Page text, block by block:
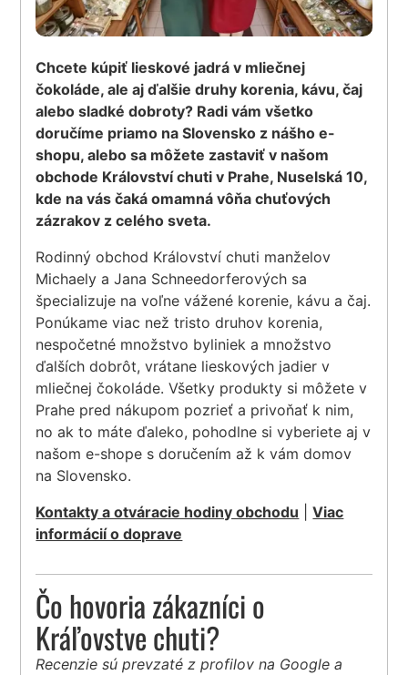
Chcete kúpiť lieskové jadrá v mliečnej
čokoláde, ale aj ďalšie druhy korenia, kávu, čaj
alebo sladké dobroty? Radi vám všetko
doručíme priamo na Slovensko z nášho e-
shopu, alebo sa môžete zastaviť v našom
obchode Království chuti v Prahe, Nuselská 10,
kde na vás čaká omamná vôňa chuťových
zázrakov z celého sveta.
Rodinný obchod Království chuti manželov
Michaely a Jana Schneedorferových sa
špecializuje na voľne vážené korenie, kávu a čaj.
Ponúkame viac než tristo druhov korenia,
nespočetné množstvo byliniek a množstvo
ďalších dobrôt, vrátane lieskových jadier v
mliečnej čokoláde. Všetky produkty si môžete v
Prahe pred nákupom pozrieť a privoňať k nim,
no ak to máte ďaleko, pohodlne si vyberiete aj v
našom e-shope s doručením až k vám domov
na Slovensko.
Kontakty a otváracie hodiny obchodu |Viac
informácií o doprave
Čo hovoria zákazníci o
Kráľovstve chuti?
Recenzie sú prevzaté z profilov na Google a